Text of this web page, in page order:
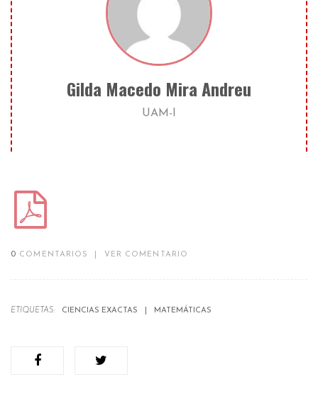
Gilda Macedo Mira Andreu
UAM-I
0 COMENTARIOS VER COMENTARIO
ETIQUETAS: CIENCIAS EXACTAS MATEMÁTICAS